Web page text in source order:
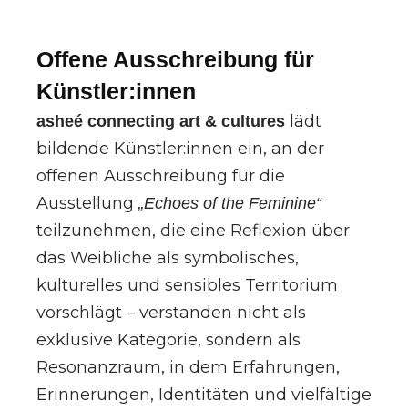
Offene Ausschreibung für
Künstler:innen
asheé connecting art & cultures lädt
bildende Künstler:innen ein, an der
offenen Ausschreibung für die
Ausstellung „Echoes of the Feminine“
teilzunehmen, die eine Reflexion über
das Weibliche als symbolisches,
kulturelles und sensibles Territorium
vorschlägt – verstanden nicht als
exklusive Kategorie, sondern als
Resonanzraum, in dem Erfahrungen,
Erinnerungen, Identitäten und vielfältige